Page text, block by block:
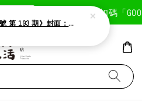
物！ 首次註冊輸入折扣碼「
《大誌雜誌 4月號 第 193 期》封面：Solar 頌樂